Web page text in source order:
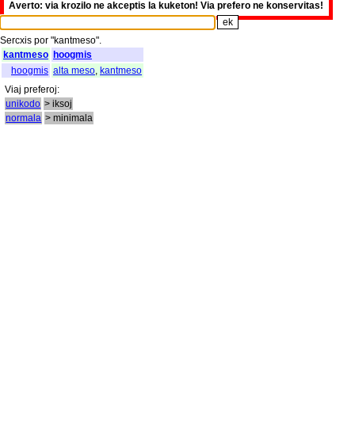
Averto: via krozilo ne akceptis la kuketon! Via prefero ne konservitas!
Sercxis por "kantmeso".
kantmeso hoogmis
hoogmis alta meso kantmeso
Viaj preferoj:
unikodo > iksoj
normala > minimala